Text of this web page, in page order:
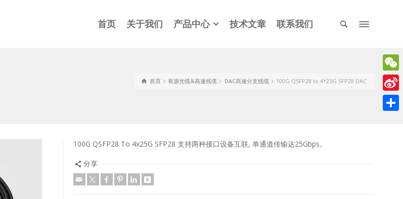
首页 关于我们 产品中心 技术文章 联系我们
首页 有源光缆&高速线缆 DAC高速分支线缆 100G QSFP28 to 4*25G SFP28 DAC
100G QSFP28 To 4x25G SFP28 支持两种接口设备互联, 单通道传输达25Gbps。
分享
Sina